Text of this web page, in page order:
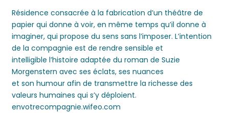
Résidence consacrée à la fabrication d’un théâtre de
papier qui donne à voir, en même temps qu’il donne à
imaginer, qui propose du sens sans l’imposer. L’intention
de la compagnie est de rendre sensible et
intelligible l’histoire adaptée du roman de Suzie
Morgenstern avec ses éclats, ses nuances
et son humour afin de transmettre la richesse des
valeurs humaines qui s’y déploient.
envotrecompagnie.wifeo.com